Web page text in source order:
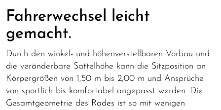
Fahrerwechsel leicht
gemacht.
Durch den winkel- und höhenverstellbaren Vorbau und
die veränderbare Sattelhöhe kann die Sitzposition an
Körpergrößen von 1,50 m bis 2,00 m und Ansprüche
von sportlich bis komfortabel angepasst werden. Die
Gesamtgeometrie des Rades ist so mit wenigen